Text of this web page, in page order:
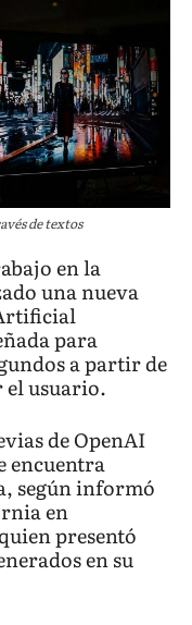
de textos
en la
una nueva
para
a partir de
el usuario.
de OpenAI
encuentra
según informó
en
presentó
en su